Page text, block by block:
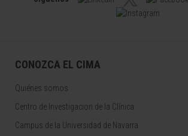
CONOZCA EL CIMA
Quiénes somos
Centro de Investigacion de la Clínica
Campus de la Universidad de Navarra